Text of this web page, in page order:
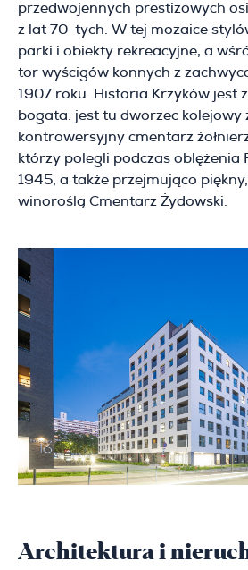
przedwojennych prestiżowych
z lat 70-tych. W tej mozaice
parki i obiekty rekreacyjne, a
tor wyścigów konnych z
1907 roku. Historia Krzyków jest
bogata: jest tu dworzec kolejowy
kontrowersyjny cmentarz
którzy polegli podczas oblężenia
1945, a także przejmująco
winoroślą Cmentarz Żydowski.
Architektura i